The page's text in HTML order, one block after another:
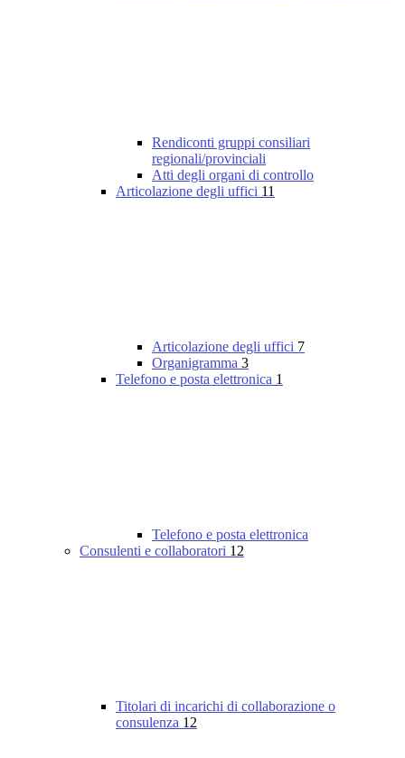
Rendiconti gruppi consiliari
regionali/provinciali
Atti degli organi di controllo
Articolazione degli uffici 11
Articolazione degli uffici 7
Organigramma 3
Telefono e posta elettronica 1
Telefono e posta elettronica
Consulenti e collaboratori 12
Titolari di incarichi di collaborazione o
consulenza 12